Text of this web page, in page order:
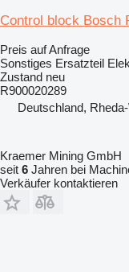
Control block Bosch
Preis auf Anfrage
Sonstiges Ersatzteil
Zustand neu
R900020289
Deutschland,
Kraemer Mining GmbH
seit 6 Jahren bei
Verkäufer kontaktieren